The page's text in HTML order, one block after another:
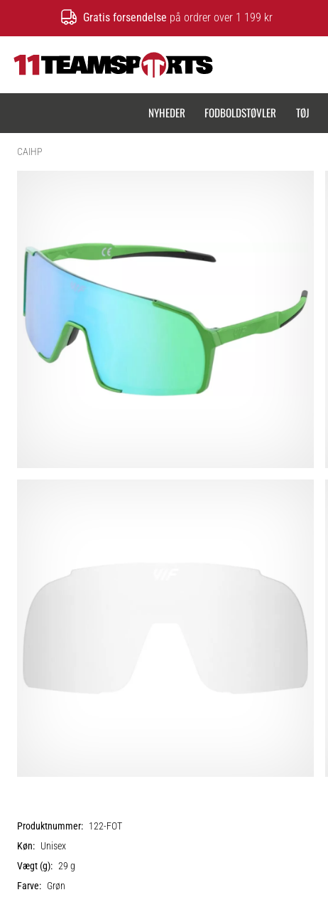
Gratis forsendelse på ordrer over 1 199 kr
NYHEDER FODBOLDSTØVLER TØJ
CAIHP
Produktnummer: 122-FOT
Køn: Unisex
Vægt (g): 29 g
Farve: Grøn